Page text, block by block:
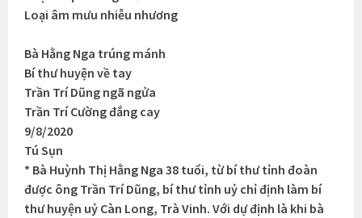
Loại âm mưu nhiễu nhương
Bà Hằng Nga trúng mánh
Bí thư huyện về tay
Trần Trí Dũng ngã ngửa
Trần Trí Cường đắng cay
9/8/2020
Tú Sụn
* Bà Huỳnh Thị Hằng Nga 38 tuổi, từ bí thư tỉnh đoàn
được ông Trần Trí Dũng, bí thư tỉnh uỷ chỉ định làm bí
thư huyện uỷ Càn Long, Trà Vinh. Với dự định là khi bà